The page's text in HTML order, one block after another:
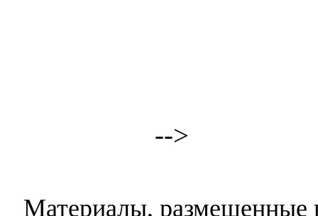
-->
Материалы, размещенные